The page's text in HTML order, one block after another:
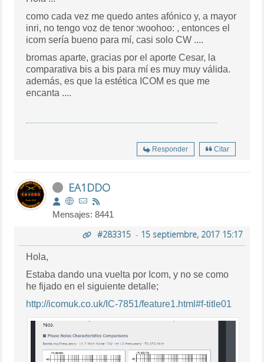
como cada vez me quedo antes afónico y, a mayor
inri, no tengo voz de tenor :woohoo: , entonces el
icom sería bueno para mí, casi solo CW ....
bromas aparte, gracias por el aporte Cesar, la
comparativa bis a bis para mí es muy muy válida.
además, es que la estética ICOM es que me
encanta ....
Responder Citar
EA1DDO
Mensajes: 8441
#283315- 15 septiembre, 2017 15:17
Hola,
Estaba dando una vuelta por Icom, y no se como
he fijado en el siguiente detalle;
http://icomuk.co.uk/IC-7851/feature1.html#f-title01